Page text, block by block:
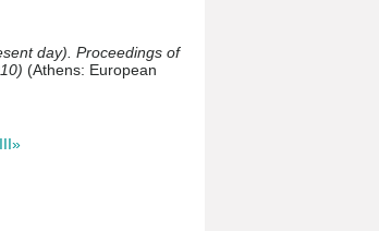
day). Proceedings of
(Athens: European